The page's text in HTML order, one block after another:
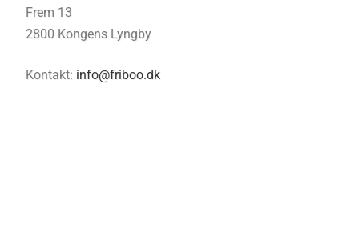
Frem 13
2800 Kongens Lyngby
Kontakt: info@friboo.dk